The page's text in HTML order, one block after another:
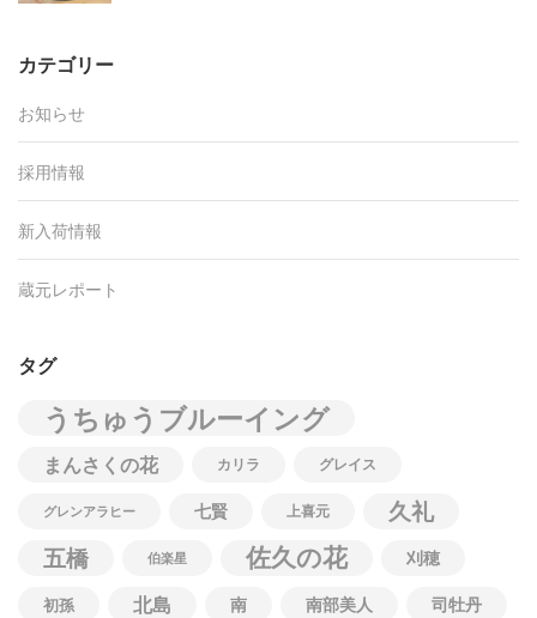
カテゴリー
お知らせ
採用情報
新入荷情報
蔵元レポート
タグ
うちゅうブルーイング
まんさくの花 カリラ グレイス
グレンアラヒー 七賢 上喜元
久礼
五橋
伯楽星 佐久の花 刈穂
初孫 北島 南 南部美人 司牡丹